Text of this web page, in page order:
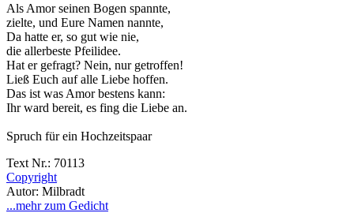
Als Amor seinen Bogen spannte,
zielte, und Eure Namen nannte,
Da hatte er, so gut wie nie,
die allerbeste Pfeilidee.
Hat er gefragt? Nein, nur getroffen!
Ließ Euch auf alle Liebe hoffen.
Das ist was Amor bestens kann:
Ihr ward bereit, es fing die Liebe an.
Spruch für ein Hochzeitspaar
Text Nr.: 70113
Copyright
Autor: Milbradt
...mehr zum Gedicht